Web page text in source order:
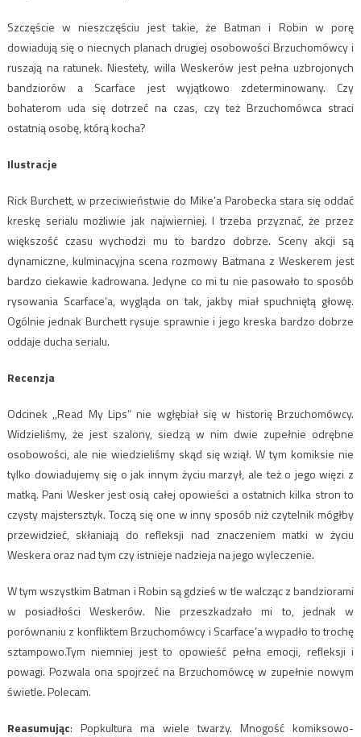
Szczęście w nieszczęściu jest takie, że Batman i Robin w porę
dowiadują się o niecnych planach drugiej osobowości Brzuchomówcy i
ruszają na ratunek. Niestety, willa Weskerów jest pełna uzbrojonych
bandziorów a Scarface jest wyjątkowo zdeterminowany. Czy
bohaterom uda się dotrzeć na czas, czy też Brzuchomówca straci
ostatnią osobę, którą kocha?
Ilustracje
Rick Burchett, w przeciwieństwie do Mike’a Parobecka stara się oddać
kreskę serialu możliwie jak najwierniej. I trzeba przyznać, że przez
większość czasu wychodzi mu to bardzo dobrze. Sceny akcji są
dynamiczne, kulminacyjna scena rozmowy Batmana z Weskerem jest
bardzo ciekawie kadrowana. Jedyne co mi tu nie pasowało to sposób
rysowania Scarface’a, wygląda on tak, jakby miał spuchniętą głowę.
Ogólnie jednak Burchett rysuje sprawnie i jego kreska bardzo dobrze
oddaje ducha serialu.
Recenzja
Odcinek ,,Read My Lips” nie wgłębiał się w historię Brzuchomówcy.
Widzieliśmy, że jest szalony, siedzą w nim dwie zupełnie odrębne
osobowości, ale nie wiedzieliśmy skąd się wziął. W tym komiksie nie
tylko dowiadujemy się o jak innym życiu marzył, ale też o jego więzi z
matką. Pani Wesker jest osią całej opowieści a ostatnich kilka stron to
czysty majstersztyk. Toczą się one w inny sposób niż czytelnik mógłby
przewidzieć, skłaniają do refleksji nad znaczeniem matki w życiu
Weskera oraz nad tym czy istnieje nadzieja na jego wyleczenie.
W tym wszystkim Batman i Robin są gdzieś w tle walcząc z bandziorami
w posiadłości Weskerów. Nie przeszkadzało mi to, jednak w
porównaniu z konfliktem Brzuchomówcy i Scarface’a wypadło to trochę
sztampowo.Tym niemniej jest to opowieść pełna emocji, refleksji i
powagi. Pozwala ona spojrzeć na Brzuchomówcę w zupełnie nowym
świetle. Polecam.
Reasumując: Popkultura ma wiele twarzy. Mnogość komiksowo-